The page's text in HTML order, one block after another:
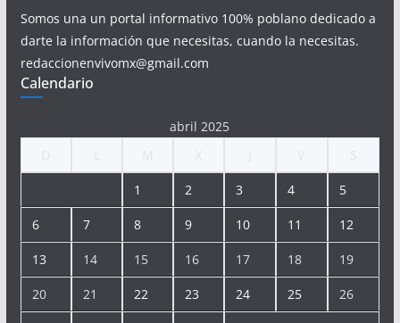
Somos una un portal informativo 100% poblano dedicado a
darte la información que necesitas, cuando la necesitas.
redaccionenvivomx@gmail.com
Calendario
abril 2025
1 2 3 4 5
6 7 8 9 10 11 12
13 14 15 16 17 18 19
20 21 22 23 24 25 26